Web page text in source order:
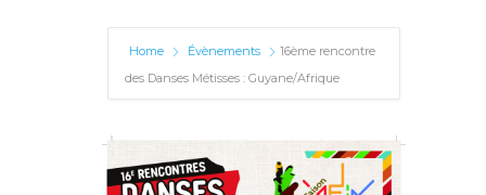
Home Évènements
16ème rencontre
des Danses Métisses : Guyane/Afrique